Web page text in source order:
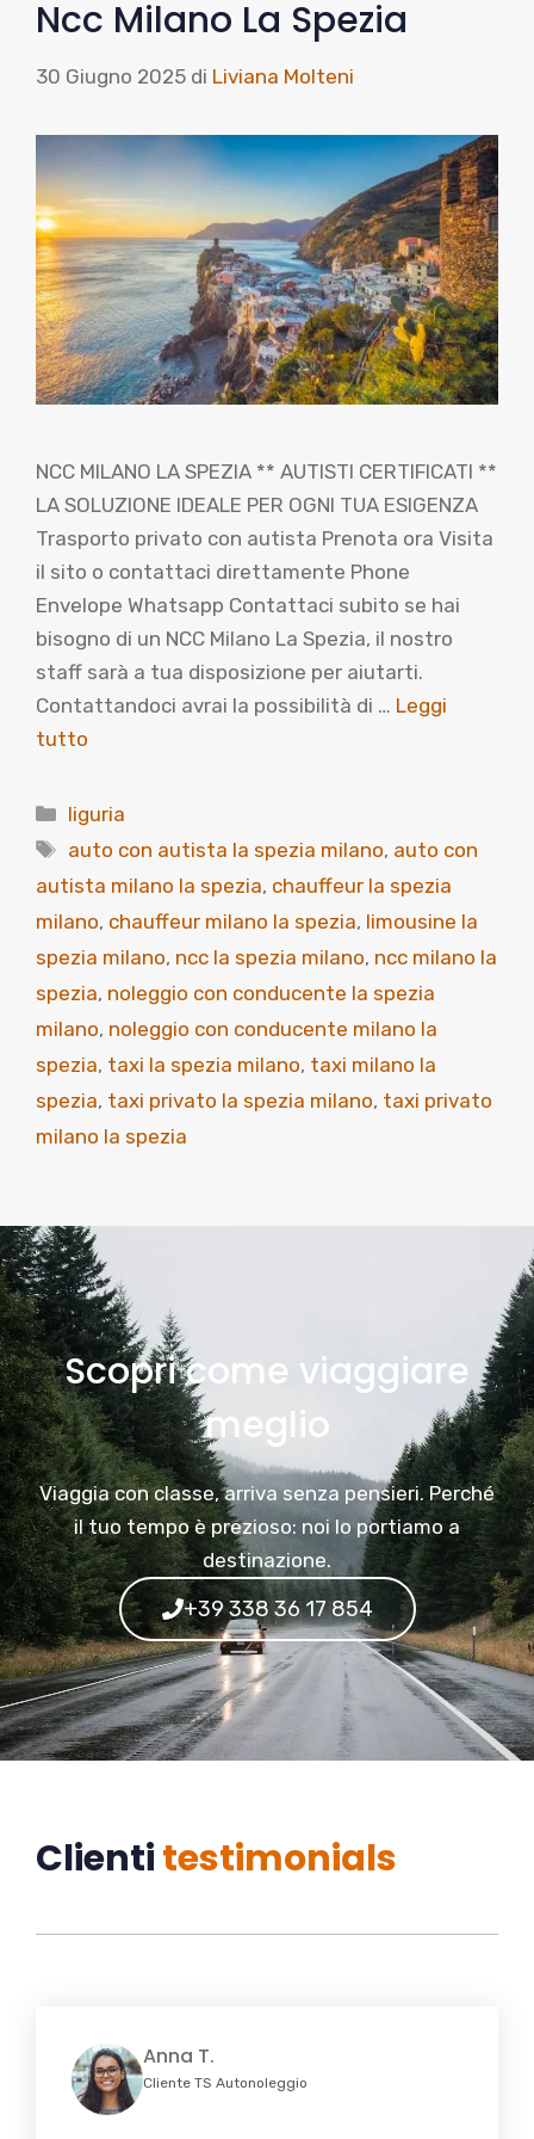
Ncc Milano La Spezia
30 Giugno 2025 di Liviana Molteni
NCC MILANO LA SPEZIA ** AUTISTI CERTIFICATI **
LA SOLUZIONE IDEALE PER OGNI TUA ESIGENZA
Trasporto privato con autista Prenota ora Visita
il sito o contattaci direttamente Phone
Envelope Whatsapp Contattaci subito se hai
bisogno di un NCC Milano La Spezia, il nostro
staff sarà a tua disposizione per aiutarti.
Contattandoci avrai la possibilità di … Leggi
tutto
Categorie
liguria
Tag
auto con autista la spezia milano, auto con
autista milano la spezia, chauffeur la spezia
milano, chauffeur milano la spezia, limousine la
spezia milano, ncc la spezia milano, ncc milano la
spezia, noleggio con conducente la spezia
milano, noleggio con conducente milano la
spezia, taxi la spezia milano, taxi milano la
spezia, taxi privato la spezia milano, taxi privato
milano la spezia
Scopri come viaggiare
meglio
Viaggia con classe, arriva senza pensieri. Perché
il tuo tempo è prezioso: noi lo portiamo a
destinazione.
+39 338 36 17 854
Clientitestimonials
Anna T.
Cliente TS Autonoleggio